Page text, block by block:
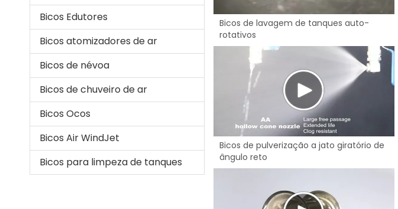
Bicos Edutores
Bicos atomizadores de ar
Bicos de névoa
Bicos de chuveiro de ar
Bicos Ocos
Bicos Air WindJet
Bicos para limpeza de tanques
Bicos de lavagem de tanques auto-
rotativos
Bicos de pulverização a jato giratório de
ângulo reto